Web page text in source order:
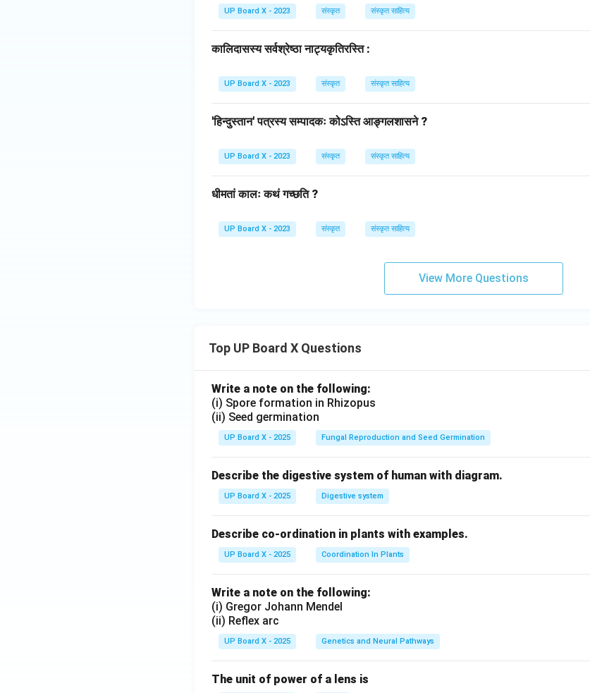
UP Board X - 2023 संस्कृत संस्कृत साहित्य
कालिदासस्य सर्वश्रेष्ठा नाट्यकृतिरस्ति :
UP Board X - 2023 संस्कृत संस्कृत साहित्य
'हिन्दुस्तान' पत्रस्य सम्पादकः कोऽस्ति आङ्गलशासने ?
UP Board X - 2023 संस्कृत संस्कृत साहित्य
धीमतां कालः कथं गच्छति ?
UP Board X - 2023 संस्कृत संस्कृत साहित्य
View More Questions
Top UP Board X Questions
Write a note on the following:
(i) Spore formation in Rhizopus
(ii) Seed germination
UP Board X - 2025 Fungal Reproduction and Seed Germination
Describe the digestive system of human with diagram.
UP Board X - 2025 Digestive system
Describe co-ordination in plants with examples.
UP Board X - 2025 Coordination In Plants
Write a note on the following:
(i) Gregor Johann Mendel
(ii) Reflex arc
UP Board X - 2025 Genetics and Neural Pathways
The unit of power of a lens is